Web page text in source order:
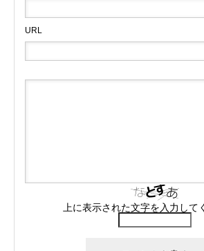
URL
上に表示された文字を入力して